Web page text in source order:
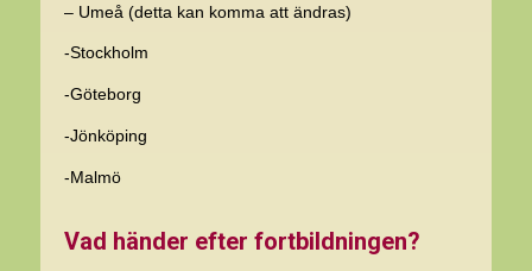
– Umeå (detta kan komma att ändras)
-Stockholm
-Göteborg
-Jönköping
-Malmö
Vad händer efter fortbildningen?